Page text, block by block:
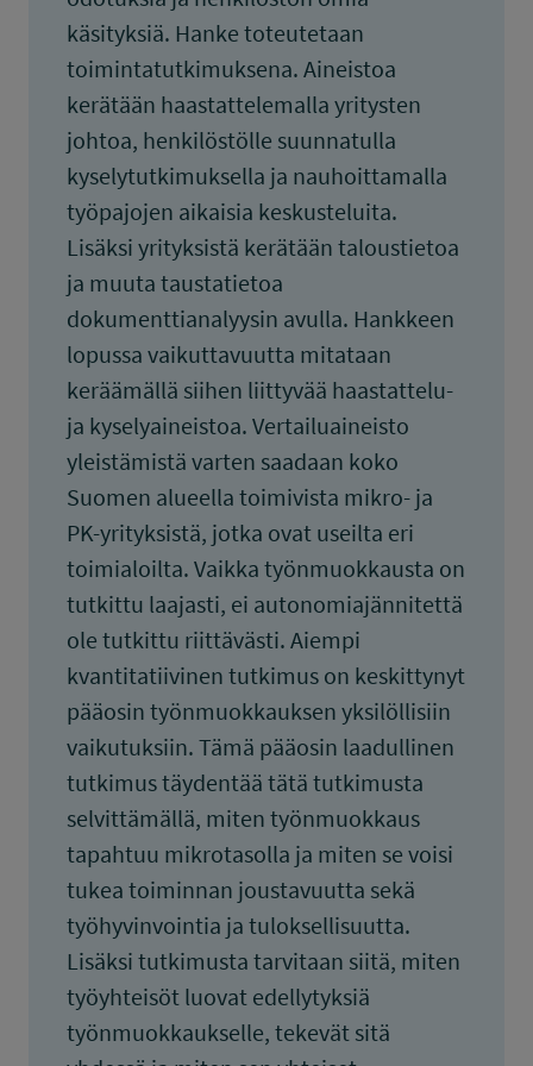
käsityksiä. Hanke toteutetaan
toimintatutkimuksena. Aineistoa
kerätään haastattelemalla yritysten
johtoa, henkilöstölle suunnatulla
kyselytutkimuksella ja nauhoittamalla
työpajojen aikaisia keskusteluita.
Lisäksi yrityksistä kerätään taloustietoa
ja muuta taustatietoa
dokumenttianalyysin avulla. Hankkeen
lopussa vaikuttavuutta mitataan
keräämällä siihen liittyvää haastattelu-
ja kyselyaineistoa. Vertailuaineisto
yleistämistä varten saadaan koko
Suomen alueella toimivista mikro- ja
PK-yrityksistä, jotka ovat useilta eri
toimialoilta. Vaikka työnmuokkausta on
tutkittu laajasti, ei autonomiajännitettä
ole tutkittu riittävästi. Aiempi
kvantitatiivinen tutkimus on keskittynyt
pääosin työnmuokkauksen yksilöllisiin
vaikutuksiin. Tämä pääosin laadullinen
tutkimus täydentää tätä tutkimusta
selvittämällä, miten työnmuokkaus
tapahtuu mikrotasolla ja miten se voisi
tukea toiminnan joustavuutta sekä
työhyvinvointia ja tuloksellisuutta.
Lisäksi tutkimusta tarvitaan siitä, miten
työyhteisöt luovat edellytyksiä
työnmuokkaukselle, tekevät sitä